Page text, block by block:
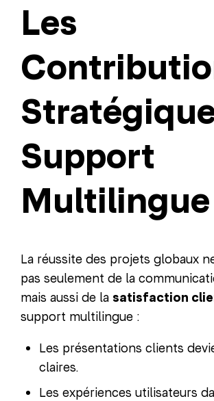
Les
Support
Multilingue
La réussite des projets globaux
pas seulement de la
mais aussi de la satisfaction
support multilingue :
Les présentations clients
claires.
Les expériences utilisateurs